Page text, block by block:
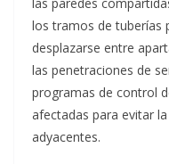
los tramos de tuberías
desplazarse entre
las penetraciones de
programas de control
afectadas para evitar
adyacentes.